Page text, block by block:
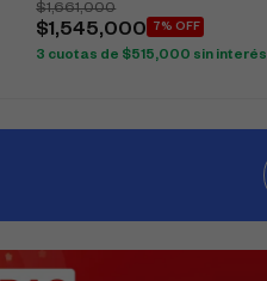
$1,661,000
$1,545,000 7% OFF
3 cuotas de $515,000 sin interés